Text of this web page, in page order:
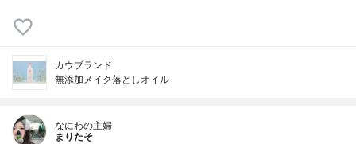
カウブランド
無添加メイク落としオイル
なにわの主婦
まりたそ